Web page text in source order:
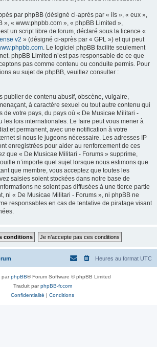
par phpBB (désigné ci-après par « ils », « eux »,
», « www.phpbb.com », « phpBB Limited »,
un script libre de forum, déclaré sous la licence «
v2 » (désigné ci-après par « GPL ») et qui peut
. Le logiciel phpBB facilite seulement
phpBB Limited n’est pas responsable de ce que
pas comme contenu ou conduite permis. Pour
au sujet de phpBB, veuillez consulter :
publier de contenu abusif, obscène, vulgaire,
à caractère sexuel ou tout autre contenu qui
de votre pays, du pays où « De Musicae Militari -
les lois internationales. Le faire peut vous mener à
et permanent, avec une notification à votre
si nous le jugeons nécessaire. Les adresses IP
enregistrées pour aider au renforcement de ces
que « De Musicae Militari - Forums » supprime,
n’importe quel sujet lorsque nous estimons que
que membre, vous acceptez que toutes les
saisies soient stockées dans notre base de
ne soient pas diffusées à une tierce partie
ni « De Musicae Militari - Forums », ni phpBB ne
responsables en cas de tentative de piratage visant
Heures au format UTC
parphpBB® Forum Software © phpBB Limited
Traduit parphpBB-fr.com
Confidentialité | Conditions